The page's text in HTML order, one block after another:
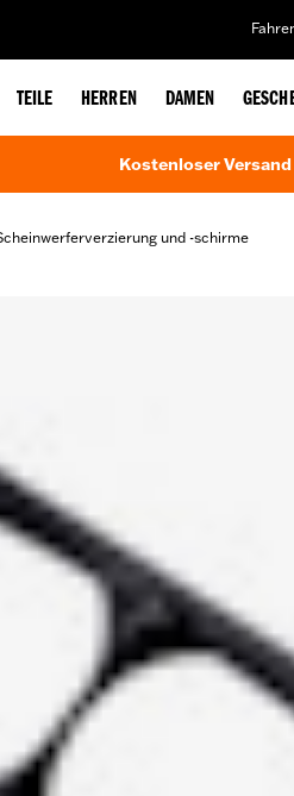
TEILE HERREN DAMEN
Kostenloser
und -schirme